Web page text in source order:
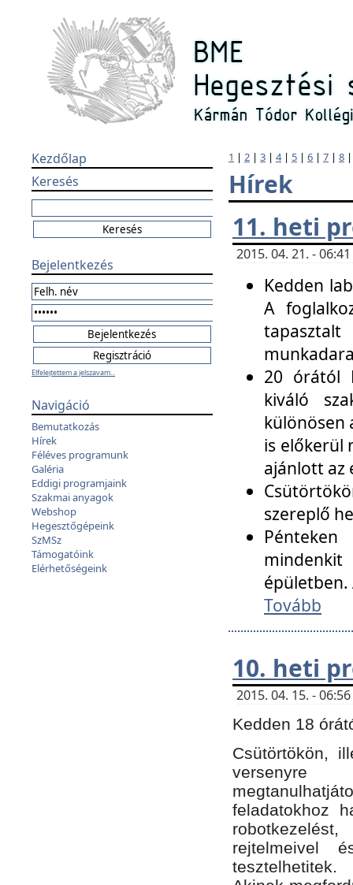
Kezdőlap
Keresés
Bejelentkezés
Elfelejtettem a jelszavam...
Navigáció
Bemutatkozás
Hírek
Féléves programunk
Galéria
Eddigi programjaink
Szakmai anyagok
Webshop
Hegesztőgépeink
SzMSz
Támogatóink
Elérhetőségeink
1 | 2 | 3 | 4| 5 | 6 | 7 | 8
Hírek
11. heti
2015. 04. 21. -
Kedden
A
20 órától
kiváló
különösen
is előkerül
ajánlott az
szereplő
épületben.
Tovább
10. heti
2015. 04. 15. -
Kedden 18
Csütörtökön,
versenyre
feladatokhoz
rejtelmeivel
tesztelhetitek.